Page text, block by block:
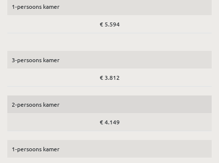
1-persoons kamer
€ 5.594
3-persoons kamer
€ 3.812
2-persoons kamer
€ 4.149
1-persoons kamer